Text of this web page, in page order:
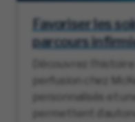
Favoriser les
parcours
Découvrez
perfusion chez
personnalisés et
permettent